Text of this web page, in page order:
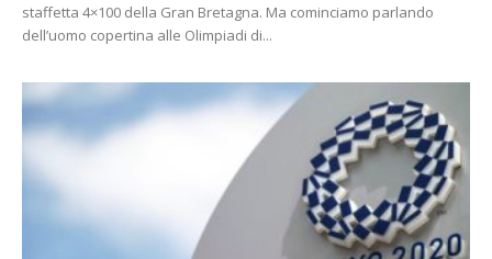
staffetta 4×100 della Gran Bretagna. Ma cominciamo parlando
dell’uomo copertina alle Olimpiadi di...